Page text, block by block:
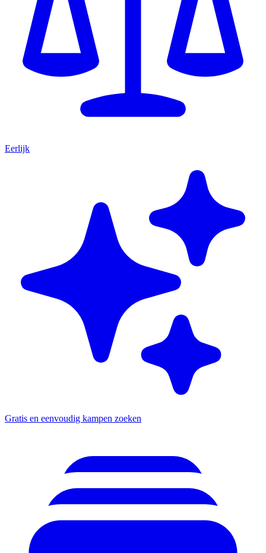
Eerlijk
Gratis en eenvoudig kampen zoeken